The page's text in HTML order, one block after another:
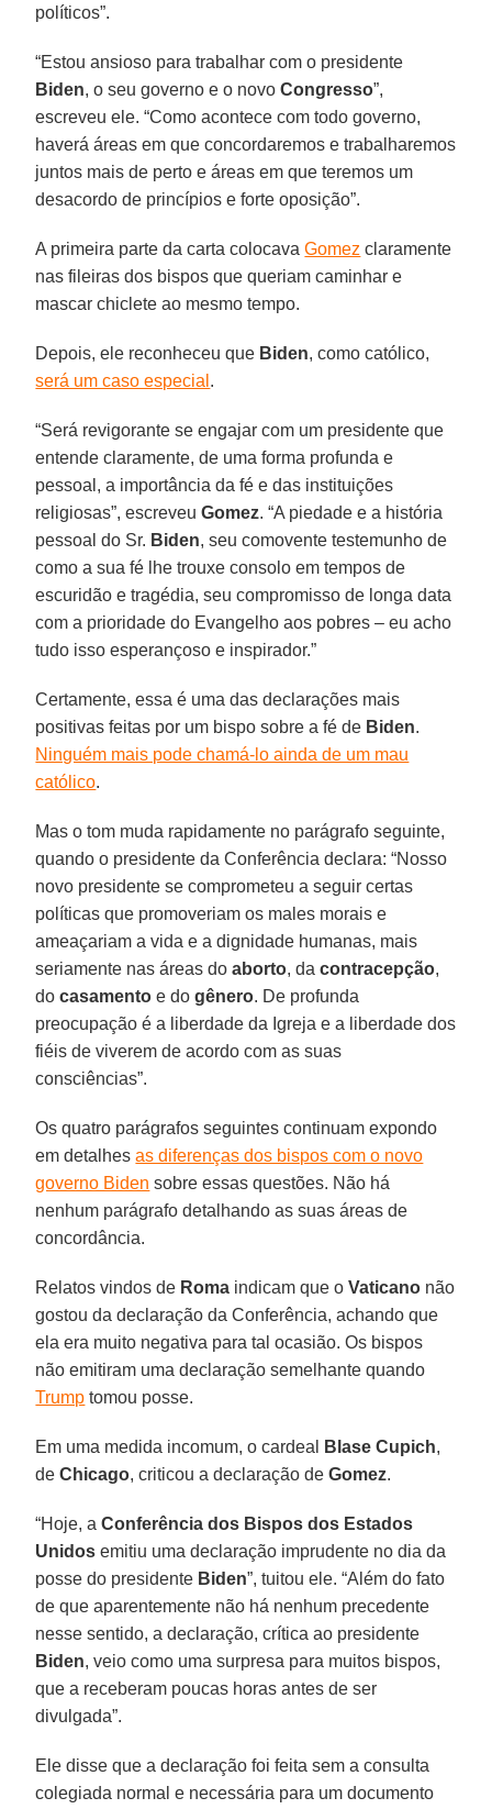
políticos”.
“Estou ansioso para trabalhar com o presidente
Biden, o seu governo e o novoCongresso”,
escreveu ele. “Como acontece com todo governo,
haverá áreas em que concordaremos e trabalharemos
juntos mais de perto e áreas em que teremos um
desacordo de princípios e forte oposição”.
A primeira parte da carta colocavaGomez claramente
nas fileiras dos bispos que queriam caminhar e
mascar chiclete ao mesmo tempo.
Depois, ele reconheceu que Biden, como católico,
será um caso especial .
“Será revigorante se engajar com um presidente que
entende claramente, de uma forma profunda e
pessoal, a importância da fé e das instituições
religiosas”, escreveuGomez. “A piedade e a história
pessoal do Sr. Biden, seu comovente testemunho de
como a sua fé lhe trouxe consolo em tempos de
escuridão e tragédia, seu compromisso de longa data
com a prioridade do Evangelho aos pobres – eu acho
tudo isso esperançoso e inspirador.”
Certamente, essa é uma das declarações mais
positivas feitas por um bispo sobre a fé de Biden.
Ninguém mais pode chamá-lo ainda de um mau
católico.
Mas o tom muda rapidamente no parágrafo seguinte,
quando o presidente da Conferência declara: “Nosso
novo presidente se comprometeu a seguir certas
políticas que promoveriam os males morais e
ameaçariam a vida e a dignidade humanas, mais
seriamente nas áreas doaborto, dacontracepção,
docasamento e dogênero. De profunda
preocupação é a liberdade da Igreja e a liberdade dos
fiéis de viverem de acordo com as suas
consciências”.
Os quatro parágrafos seguintes continuam expondo
em detalhesas diferenças dos bispos com o novo
governo Biden sobre essas questões. Não há
nenhum parágrafo detalhando as suas áreas de
concordância.
Relatos vindos de Roma indicam que oVaticano não
gostou da declaração da Conferência, achando que
ela era muito negativa para tal ocasião. Os bispos
não emitiram uma declaração semelhante quando
Trump tomou posse.
Em uma medida incomum, o cardeal Blase Cupich,
deChicago, criticou a declaração deGomez.
“Hoje, aConferência dos Bispos dos Estados
Unidos emitiu uma declaração imprudente no dia da
posse do presidente Biden”, tuitou ele. “Além do fato
de que aparentemente não há nenhum precedente
nesse sentido, a declaração, crítica ao presidente
Biden, veio como uma surpresa para muitos bispos,
que a receberam poucas horas antes de ser
divulgada”.
Ele disse que a declaração foi feita sem a consulta
colegiada normal e necessária para um documento